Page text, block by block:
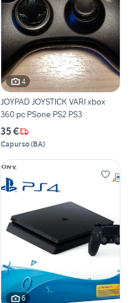
4
JOYPAD JOYSTICK VARI xbox
360 pc PSone PS2 PS3
35 €
Capurso(BA)
6